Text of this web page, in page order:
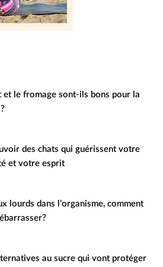
et le fromage sont-ils bons pour la
des chats qui guérissent votre
et votre esprit
lourds dans l’organisme, comment
au sucre qui vont protéger